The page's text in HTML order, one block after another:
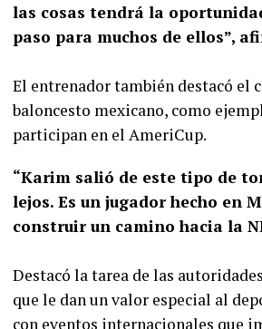
las cosas tendrá la
paso para muchos de ellos”,
El entrenador también destacó el
baloncesto mexicano, como
participan en el AmeriCup.
“Karim salió de este tipo de
lejos. Es un jugador hecho en
construir un camino hacia la
Destacó la tarea de las
que le dan un valor especial al
con eventos internacionales que